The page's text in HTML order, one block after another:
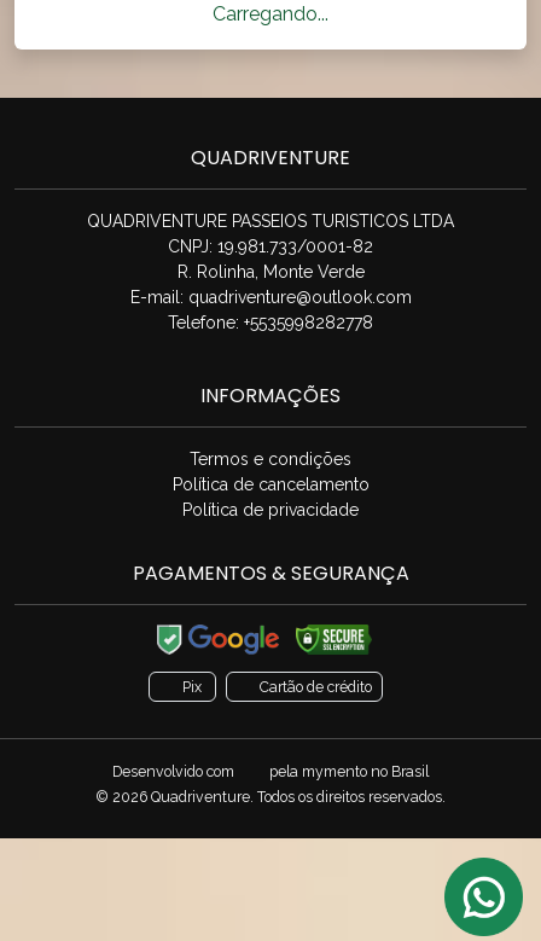
Carregando...
QUADRIVENTURE
QUADRIVENTURE PASSEIOS TURISTICOS LTDA
CNPJ: 19.981.733/0001-82
R. Rolinha, Monte Verde
E-mail: quadriventure@outlook.com
Telefone: +5535998282778
INFORMAÇÕES
Termos e condições
Política de cancelamento
Política de privacidade
PAGAMENTOS & SEGURANÇA
Pix Cartão de crédito
Desenvolvido com pela mymento no Brasil
© 2026 Quadriventure. Todos os direitos reservados.